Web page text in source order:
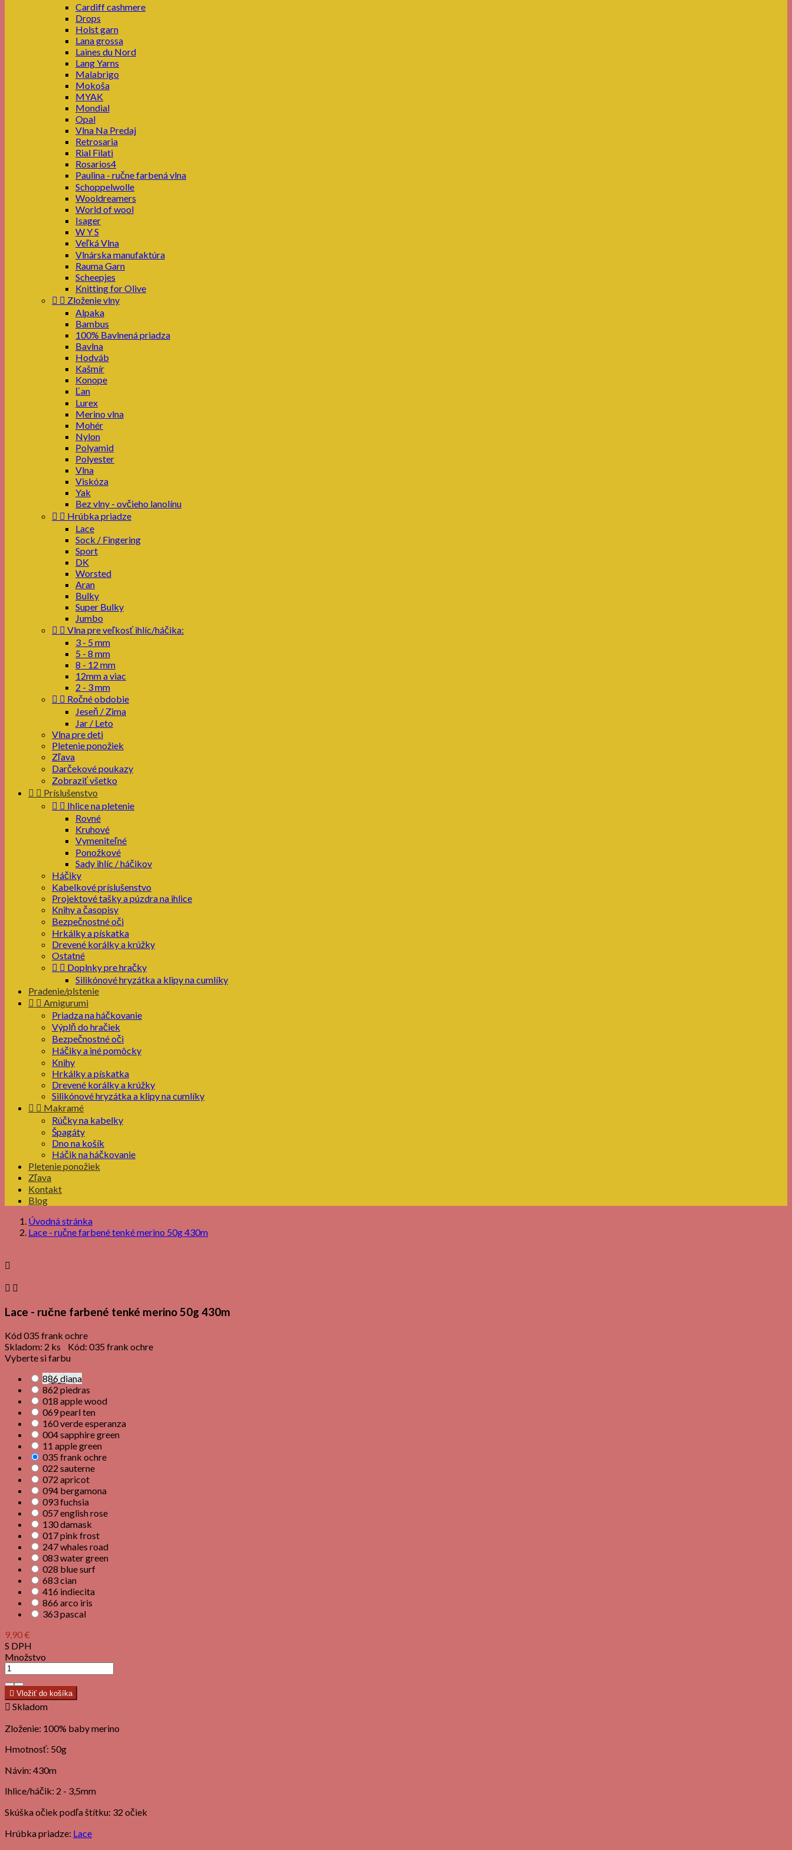
Cardiff cashmere
Drops
Holst garn
Lana grossa
Laines du Nord
Lang Yarns
Malabrigo
Mokoša
MYAK
Mondial
Opal
Vlna Na Predaj
Retrosaria
Rial Filati
Rosarios4
Paulina - ručne farbená vlna
Schoppelwolle
Wooldreamers
World of wool
Isager
W Y S
Veľká Vlna
Vlnárska manufaktúra
Rauma Garn
Scheepjes
Knitting for Olive
  Zloženie vlny
Alpaka
Bambus
100% Bavlnená priadza
Bavlna
Hodváb
Kašmír
Konope
Ľan
Lurex
Merino vlna
Mohér
Nylon
Polyamid
Polyester
Vlna
Viskóza
Yak
Bez vlny - ovčieho lanolínu
  Hrúbka priadze
Lace
Sock / Fingering
Sport
DK
Worsted
Aran
Bulky
Super Bulky
Jumbo
  Vlna pre veľkosť ihlíc/háčika:
3 - 5 mm
5 - 8 mm
8 - 12 mm
12mm a viac
2 - 3 mm
  Ročné obdobie
Jeseň / Zima
Jar / Leto
Vlna pre deti
Pletenie ponožiek
Zľava
Darčekové poukazy
Zobraziť všetko
  Príslušenstvo
  Ihlice na pletenie
Rovné
Kruhové
Vymeniteľné
Ponožkové
Sady ihlíc / háčikov
Háčiky
Kabelkové príslušenstvo
Projektové tašky a púzdra na ihlice
Knihy a časopisy
Bezpečnostné oči
Hrkálky a pískatka
Drevené korálky a krúžky
Ostatné
  Doplnky pre hračky
Silikónové hryzátka a klipy na cumlíky
Pradenie/plstenie
  Amigurumi
Priadza na háčkovanie
Výplň do hračiek
Bezpečnostné oči
Háčiky a iné pomôcky
Knihy
Hrkálky a pískatka
Drevené korálky a krúžky
Silikónové hryzátka a klipy na cumlíky
  Makramé
Rúčky na kabelky
Špagáty
Dno na košík
Háčik na háčkovanie
Pletenie ponožiek
Zľava
Kontakt
Blog
Úvodná stránka
Lace - ručne farbené tenké merino 50g 430m

 
Lace - ručne farbené tenké merino 50g 430m
Kód035 frank ochre
Skladom: 2 ks Kód: 035 frank ochre
Vyberte si farbu
886 diana
862 piedras
018 apple wood
069 pearl ten
160 verde esperanza
004 sapphire green
11 apple green
035 frank ochre
022 sauterne
072 apricot
094 bergamona
093 fuchsia
057 english rose
130 damask
017 pink frost
247 whales road
083 water green
028 blue surf
683 cian
416 indiecita
866 arco iris
363 pascal
9,90 €
S DPH
Množstvo
 Vložiť do košíka
 Skladom
Zloženie: 100% baby merino
Hmotnosť: 50g
Návin: 430m
Ihlice/háčik: 2 - 3,5mm
Skúška očiek podľa štítku: 32 očiek
Hrúbka priadze: Lace